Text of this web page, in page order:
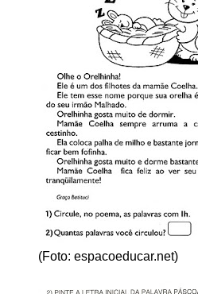
(Foto: espacoeducar.net)